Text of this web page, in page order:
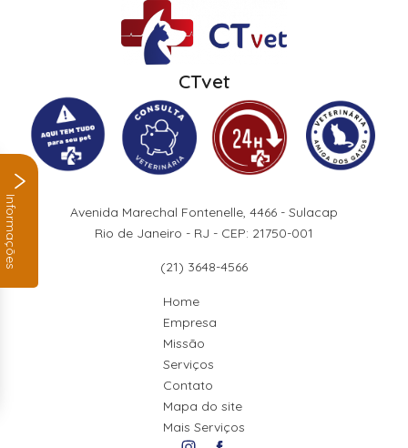
CTvet
Avenida Marechal Fontenelle, 4466 - Sulacap
Rio de Janeiro - RJ - CEP: 21750-001
(21) 3648-4566
Home
Empresa
Missão
Serviços
Contato
Mapa do site
Mais Serviços
Informações